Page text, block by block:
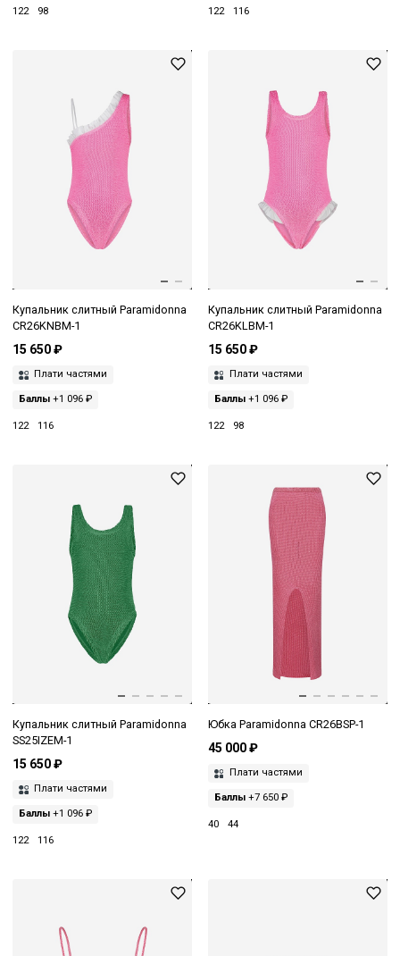
122 98 122 116
Купальник слитный Paramidonna
CR26KNBM-1
15 650 ₽
Плати частями
Баллы +1 096 ₽
122 116
Купальник слитный Paramidonna
CR26KLBM-1
15 650 ₽
Плати частями
Баллы+1 096 ₽
122 98
Купальник слитный Paramidonna
SS25IZEM-1
15 650 ₽
Плати частями
Баллы +1 096 ₽
122 116
Юбка Paramidonna CR26BSP-1
45 000 ₽
Плати частями
Баллы+7 650 ₽
40 44